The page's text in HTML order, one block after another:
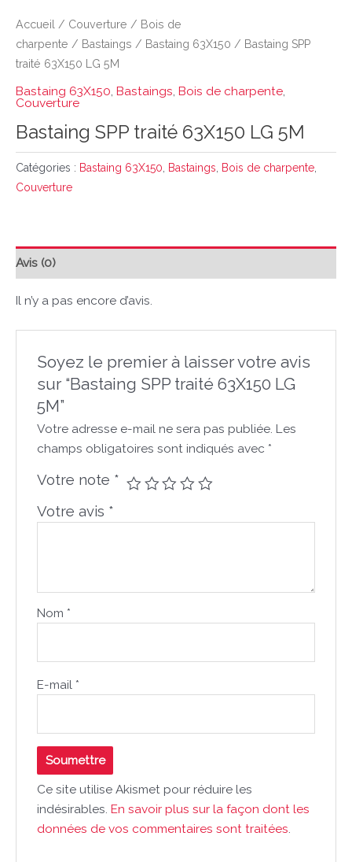
Accueil / Couverture / Bois de
charpente / Bastaings / Bastaing 63X150 / Bastaing SPP
traité 63X150 LG 5M
Bastaing 63X150, Bastaings, Bois de charpente,
Couverture
Bastaing SPP traité 63X150 LG 5M
Catégories : Bastaing 63X150, Bastaings, Bois de charpente,
Couverture
Avis (0)
Il n’y a pas encore d’avis.
Soyez le premier à laisser votre avis
sur “Bastaing SPP traité 63X150 LG
5M”
Votre adresse e-mail ne sera pas publiée. Les
champs obligatoires sont indiqués avec *
Votre note *
Votre avis *
Nom *
E-mail *
Ce site utilise Akismet pour réduire les
indésirables. En savoir plus sur la façon dont les
données de vos commentaires sont traitées.